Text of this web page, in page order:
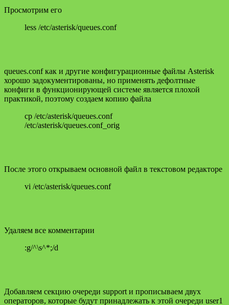
Просмотрим его
less /etc/asterisk/queues.conf
queues.conf как и другие конфигурационные файлы Asterisk
хорошо задокументированы, но применять дефолтные
конфиги в функционирующей системе является плохой
практикой, поэтому создаем копию файла
cp /etc/asterisk/queues.conf
/etc/asterisk/queues.conf_orig
После этого открываем основной файл в текстовом редакторе
vi /etc/asterisk/queues.conf
Удаляем все комментарии
:g/^\s^*;/d
Добавляем секцию очереди support и прописываем двух
операторов, которые будут принадлежать к этой очереди user1